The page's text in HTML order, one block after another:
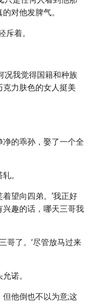
对他发脾气。
斥着。
况我觉得国籍和种族
力肤色的女人挺美
的乖孙，娶了一个全
。
望向四弟。‘我正好
趣的话，哪天三哥我
哥了。’尽管放马过来
诺。
他倒也不以为意;这